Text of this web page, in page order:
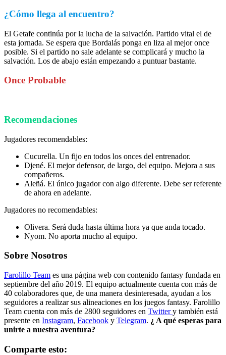
¿Cómo llega al encuentro?
El Getafe continúa por la lucha de la salvación. Partido vital el de
esta jornada. Se espera que Bordalás ponga en liza al mejor once
posible. Si el partido no sale adelante se complicará y mucho la
salvación. Los de abajo están empezando a puntuar bastante.
Once Probable
Recomendaciones
Jugadores recomendables:
Cucurella. Un fijo en todos los onces del entrenador.
Djené. El mejor defensor, de largo, del equipo. Mejora a sus
compañeros.
Aleñá. El único jugador con algo diferente. Debe ser referente
de ahora en adelante.
Jugadores no recomendables:
Olivera. Será duda hasta última hora ya que anda tocado.
Nyom. No aporta mucho al equipo.
Sobre Nosotros
Farolillo Team es una página web con contenido fantasy fundada en
septiembre del año 2019. El equipo actualmente cuenta con más de
40 colaboradores que, de una manera desinteresada, ayudan a los
seguidores a realizar sus alineaciones en los juegos fantasy. Farolillo
Team cuenta con más de 2800 seguidores en Twittery también está
presente en Instagram, Facebook y Telegram. ¿ A qué esperas para
unirte a nuestra aventura?
Comparte esto: